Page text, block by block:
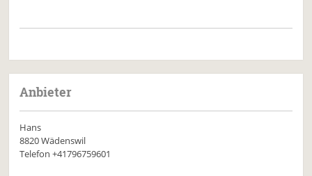
Anbieter
Hans
8820 Wädenswil
Telefon+41796759601